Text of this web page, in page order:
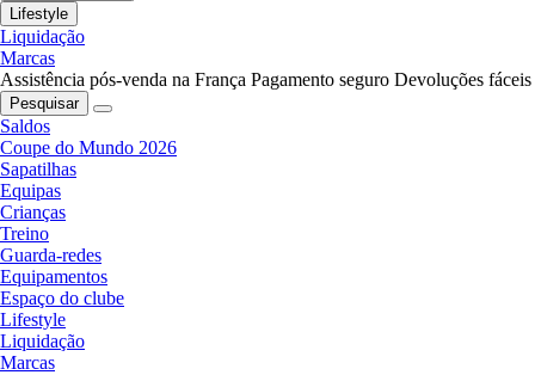
Lifestyle
Liquidação
Marcas
Assistência pós-venda na França Pagamento seguro Devoluções fáceis
Pesquisar
Saldos
Coupe do Mundo 2026
Sapatilhas
Equipas
Crianças
Treino
Guarda-redes
Equipamentos
Espaço do clube
Lifestyle
Liquidação
Marcas